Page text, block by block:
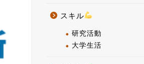
スキル
研究活動
大学生活